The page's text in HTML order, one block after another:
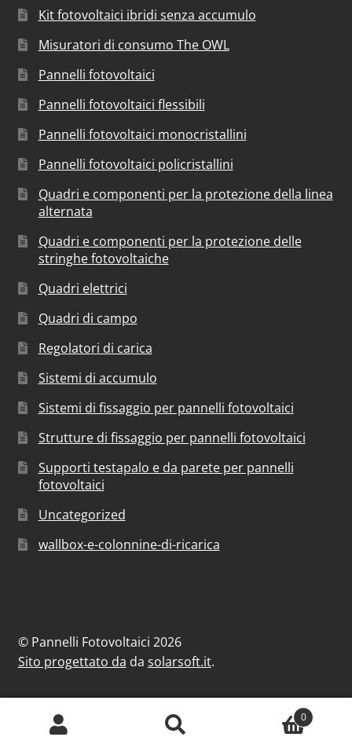
Kit fotovoltaici ibridi senza accumulo
Misuratori di consumo The OWL
Pannelli fotovoltaici
Pannelli fotovoltaici flessibili
Pannelli fotovoltaici monocristallini
Pannelli fotovoltaici policristallini
Quadri e componenti per la protezione della linea
alternata
Quadri e componenti per la protezione delle
stringhe fotovoltaiche
Quadri elettrici
Quadri di campo
Regolatori di carica
Sistemi di accumulo
Sistemi di fissaggio per pannelli fotovoltaici
Strutture di fissaggio per pannelli fotovoltaici
Supporti testapalo e da parete per pannelli
fotovoltaici
Uncategorized
wallbox-e-colonnine-di-ricarica
© Pannelli Fotovoltaici 2026
Sito progettato da da solarsoft.it.
0